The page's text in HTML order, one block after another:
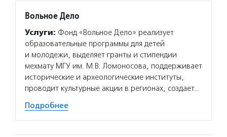
Вольное Дело
Услуги: Фонд «Вольное Дело» реализует
образовательные программы для детей
и молодежи, выделяет гранты и стипендии
мехмату МГУ им. М.В. Ломоносова, поддерживает
исторические и археологические институты,
проводит культурные акции в регионах, создает…
Подробнее